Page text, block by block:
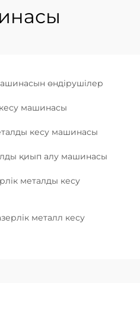
өндірушілер
машинасы
кесу машинасы
қиып алу машинасы
металды кесу
металл кесу